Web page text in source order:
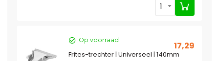
1
Op voorraad
17,29
Frites-trechter | Universeel | 140mm